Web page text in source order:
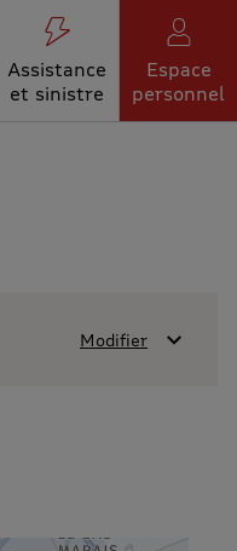
Assistance
et sinistre
Espace
personnel
Modifier